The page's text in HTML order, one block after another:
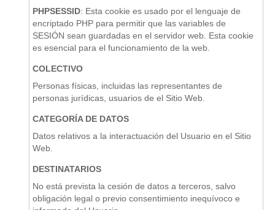
PHPSESSID: Esta cookie es usado por el lenguaje de
encriptado PHP para permitir que las variables de
SESIÓN sean guardadas en el servidor web. Esta cookie
es esencial para el funcionamiento de la web.
COLECTIVO
Personas físicas, incluidas las representantes de
personas jurídicas, usuarios de el Sitio Web.
CATEGORÍA DE DATOS
Datos relativos a la interactuación del Usuario en el Sitio
Web.
DESTINATARIOS
No está prevista la cesión de datos a terceros, salvo
obligación legal o previo consentimiento inequívoco e